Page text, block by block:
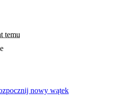
temu
nowy wątek